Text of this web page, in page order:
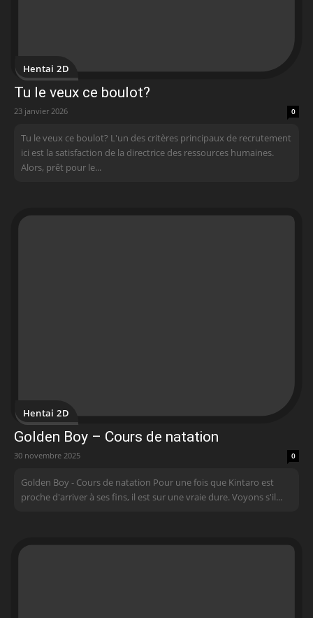
Hentai 2D
Tu le veux ce boulot?
23 janvier 2026 0
Tu le veux ce boulot? L'un des critères principaux de recrutement
ici est la satisfaction de la directrice des ressources humaines.
Alors, prêt pour le...
Hentai 2D
Golden Boy – Cours de natation
30 novembre 2025 0
Golden Boy - Cours de natation Pour une fois que Kintaro est
proche d'arriver à ses fins, il est sur une vraie dure. Voyons s'il...